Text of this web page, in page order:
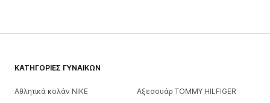
ΚΑΤΗΓΟΡΊΕΣ ΓΥΝΑΙΚΏΝ
Αθλητικά κολάν NIKE
Αξεσουάρ TOMMY HILFIGER